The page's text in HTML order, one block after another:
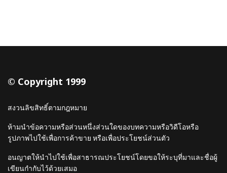
© Copyright 1999
สงวนลิขสิทธิ์ตามกฎหมาย
ห้ามนำข้อความหรือส่วนหนึ่งส่วนใดของบทความหรือวิดีโอหรือ
รูปภาพไปใช้เพื่อการค้าขาย หรือเพื่อประโยชน์ส่วนตัว
อนญาตให้นำไปใช้เพื่อสาธารณประโยชน์โดยขอให้ระบุที่มาและชื่อผู้
เขียนกำกับไว้ด้วยเสมอ